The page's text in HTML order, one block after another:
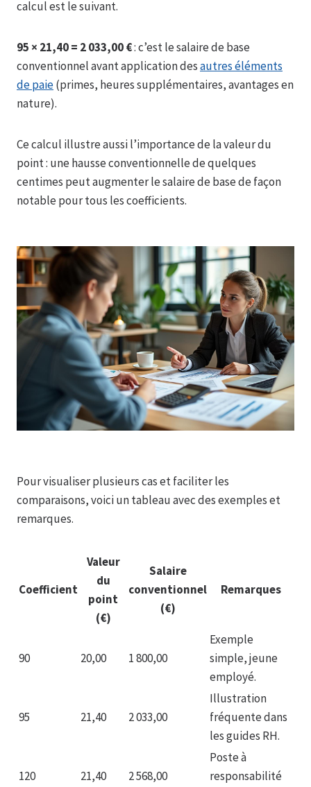
calcul est le suivant.
95 × 21,40 = 2 033,00 €: c’est le salaire de base
conventionnel avant application desautres éléments
de paie(primes, heures supplémentaires, avantages en
nature).
Ce calcul illustre aussi l’importance de la valeur du
point : une hausse conventionnelle de quelques
centimes peut augmenter le salaire de base de façon
notable pour tous les coefficients.
Pour visualiser plusieurs cas et faciliter les
comparaisons, voici un tableau avec des exemples et
remarques.
Coefficient
Valeur
du
point
(€)
Salaire
conventionnel
(€)
Remarques
90 20,00 1 800,00
Exemple
simple, jeune
employé.
95 21,40 2 033,00
Illustration
fréquente dans
les guides RH.
120 21,40 2 568,00
Poste à
responsabilité